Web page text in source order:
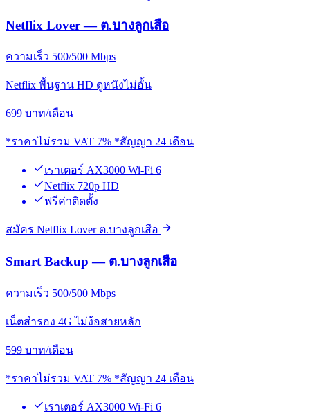
Netflix Lover — ต.บางลูกเสือ
ความเร็ว 500/500 Mbps
Netflix พื้นฐาน HD ดูหนังไม่อั้น
699 บาท/เดือน
*ราคาไม่รวม VAT 7% *สัญญา 24 เดือน
เราเตอร์ AX3000 Wi-Fi 6
Netflix 720p HD
ฟรีค่าติดตั้ง
สมัคร Netflix Lover ต.บางลูกเสือ
Smart Backup — ต.บางลูกเสือ
ความเร็ว 500/500 Mbps
เน็ตสำรอง 4G ไม่ง้อสายหลัก
599 บาท/เดือน
*ราคาไม่รวม VAT 7% *สัญญา 24 เดือน
เราเตอร์ AX3000 Wi-Fi 6